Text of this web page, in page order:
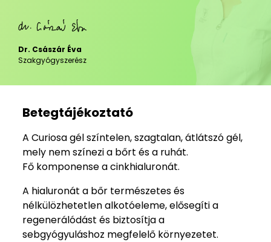
Dr. Császár Éva
Szakgyógyszerész
Betegtájékoztató
A Curiosa gél színtelen, szagtalan, átlátszó gél,
mely nem színezi a bőrt és a ruhát.
Fő komponense a cinkhialuronát.
A hialuronát a bőr természetes és
nélkülözhetetlen alkotóeleme, elősegíti a
regenerálódást és biztosítja a
sebgyógyuláshoz megfelelő környezetet.